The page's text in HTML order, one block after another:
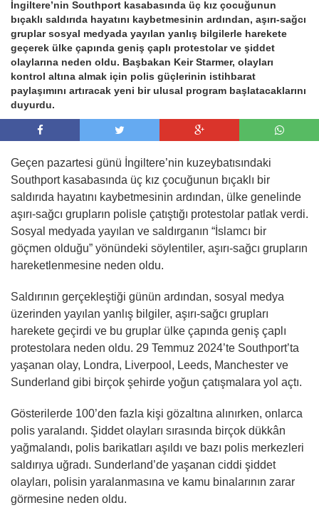
İngiltere’nin Southport kasabasında üç kız çocuğunun
bıçaklı saldırıda hayatını kaybetmesinin ardından, aşırı-sağcı
gruplar sosyal medyada yayılan yanlış bilgilerle harekete
geçerek ülke çapında geniş çaplı protestolar ve şiddet
olaylarına neden oldu. Başbakan Keir Starmer, olayları
kontrol altına almak için polis güçlerinin istihbarat
paylaşımını artıracak yeni bir ulusal program başlatacaklarını
duyurdu.
Geçen pazartesi günü İngiltere’nin kuzeybatısındaki
Southport kasabasında üç kız çocuğunun bıçaklı bir
saldırıda hayatını kaybetmesinin ardından, ülke genelinde
aşırı-sağcı grupların polisle çatıştığı protestolar patlak verdi.
Sosyal medyada yayılan ve saldırganın “İslamcı bir
göçmen olduğu” yönündeki söylentiler, aşırı-sağcı grupların
hareketlenmesine neden oldu.
Saldırının gerçekleştiği günün ardından, sosyal medya
üzerinden yayılan yanlış bilgiler, aşırı-sağcı grupları
harekete geçirdi ve bu gruplar ülke çapında geniş çaplı
protestolara neden oldu. 29 Temmuz 2024’te Southport’ta
yaşanan olay, Londra, Liverpool, Leeds, Manchester ve
Sunderland gibi birçok şehirde yoğun çatışmalara yol açtı.
Gösterilerde 100’den fazla kişi gözaltına alınırken, onlarca
polis yaralandı. Şiddet olayları sırasında birçok dükkân
yağmalandı, polis barikatları aşıldı ve bazı polis merkezleri
saldırıya uğradı. Sunderland’de yaşanan ciddi şiddet
olayları, polisin yaralanmasına ve kamu binalarının zarar
görmesine neden oldu.